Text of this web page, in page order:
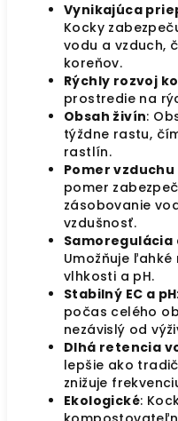
Vynikajúca
Kocky
vodu a vzduch,
koreňov.
Rýchly rozvoj
prostredie na
Obsah živín:
týždne rastu,
rastlín.
Pomer vzduchu
pomer
zásobovanie
vzdušnosť.
Umožňuje
vlhkosti a pH.
Stabilný EC a pH
počas celého
nezávislý od
Dlhá retencia
lepšie ako
znižuje
Ekologické: